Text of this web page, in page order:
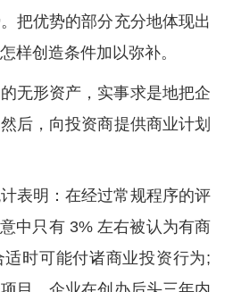
把优势的部分充分地体现出
样创造条件加以弥补。
无形资产，实事求是地把企
后，向投资商提供商业计划
表明：在经过常规程序的评
中只有 3% 左右被认为有商
时可能付诸商业投资行为;